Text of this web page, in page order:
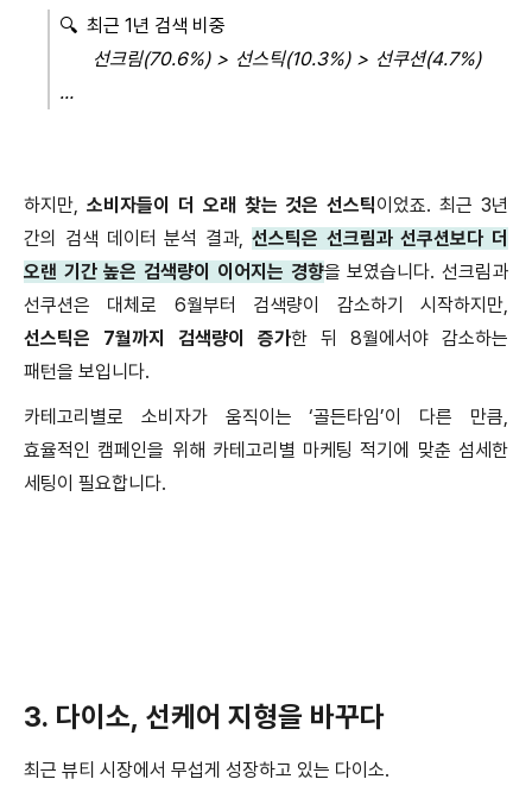
🔍 최근 1 년 검색 비중
선크림(70.6%) > 선스틱(10.3%) > 선쿠션(4.7%)
…
하지만, 소비자들이 더 오래 찾는 것은 선스틱이었죠.최근 3년
간의 검색 데이터 분석 결과, 선스틱은 선크림과 선쿠션보다 더
오랜 기간 높은 검색량이 이어지는 경향을 보였습니다.선크림과
선쿠션은 대체로 6월부터 검색량이 감소하기 시작하지만,
선스틱은 7월까지 검색량이 증가한 뒤 8월에서야 감소하는
패턴을 보입니다.
카테고리별로 소비자가 움직이는‘골든타임’이 다른 만큼,
효율적인 캠페인을 위해 카테고리별 마케팅 적기에 맞춘 섬세한
세팅이 필요합니다.
3. 다이소, 선케어 지형을 바꾸다
최근 뷰티 시장에서 무섭게 성장하고 있는 다이소.